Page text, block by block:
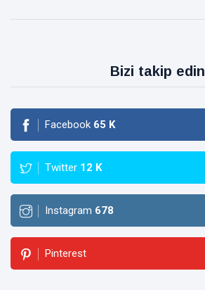
Bizi takip edin
Facebook 65 K
Twitter 12 K
Instagram 678
Pinterest